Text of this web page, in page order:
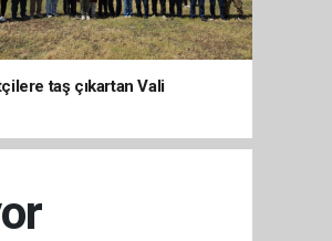
taş çıkartan Vali